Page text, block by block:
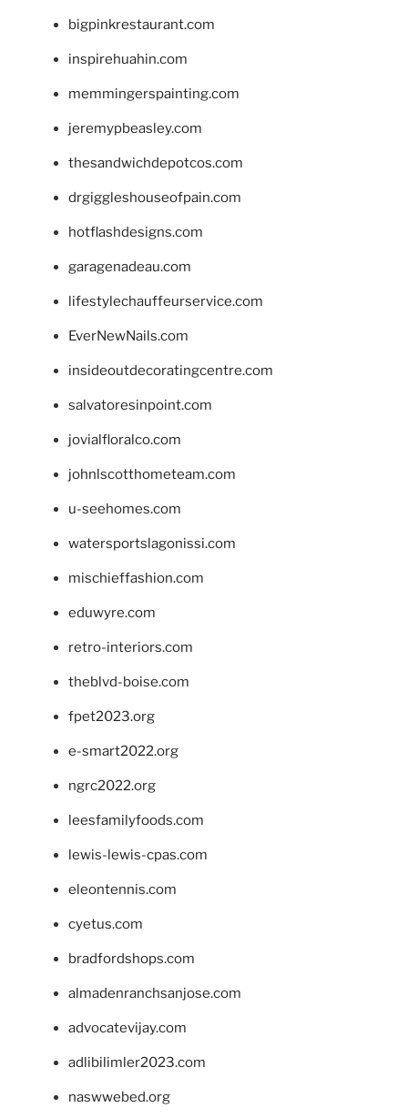
bigpinkrestaurant.com
inspirehuahin.com
memmingerspainting.com
jeremypbeasley.com
thesandwichdepotcos.com
drgiggleshouseofpain.com
hotflashdesigns.com
garagenadeau.com
lifestylechauffeurservice.com
EverNewNails.com
insideoutdecoratingcentre.com
salvatoresinpoint.com
jovialfloralco.com
johnlscotthometeam.com
u-seehomes.com
watersportslagonissi.com
mischieffashion.com
eduwyre.com
retro-interiors.com
theblvd-boise.com
fpet2023.org
e-smart2022.org
ngrc2022.org
leesfamilyfoods.com
lewis-lewis-cpas.com
eleontennis.com
cyetus.com
bradfordshops.com
almadenranchsanjose.com
advocatevijay.com
adlibilimler2023.com
naswwebed.org